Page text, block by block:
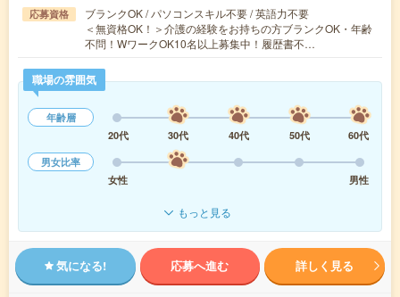
応募資格
ブランクOK / パソコンスキル不要 / 英語力不要
＜無資格OK！＞介護の経験をお持ちの方ブランクOK・年齢
不問！WワークOK10名以上募集中！履歴書不…
職場の雰囲気
年齢層
20代
30代 40代 50代
60代
男女比率
女性
男性
もっと見る
気になる! 応募へ進む 詳しく見る